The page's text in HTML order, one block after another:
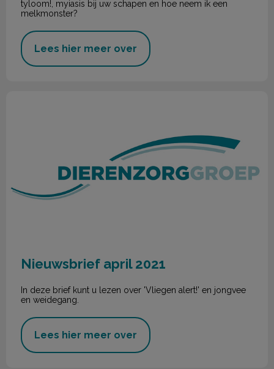
tyloom!, myiasis bij uw schapen en hoe neem ik een
melkmonster?
Lees hier meer over
Nieuwsbrief april 2021
In deze brief kunt u lezen over 'Vliegen alert!' en jongvee
en weidegang.
Lees hier meer over